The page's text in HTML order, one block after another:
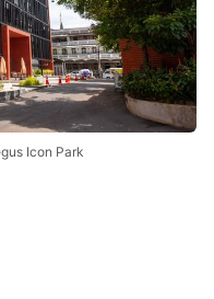
Icon Park